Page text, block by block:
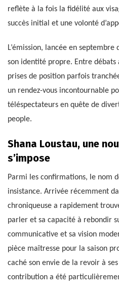
reflète à la fois la fidélité aux
succès initial et une volonté
L’émission, lancée en
son identité propre. Entre débats
prises de position parfois
un rendez-vous incontournable
téléspectateurs en quête de
people.
Shana Loustau, une
s’impose
Parmi les confirmations, le nom
insistance. Arrivée récemment
chroniqueuse a rapidement
parler et sa capacité à rebondir
communicative et sa vision
pièce maîtresse pour la saison
caché son envie de la revoir à
contribution a été